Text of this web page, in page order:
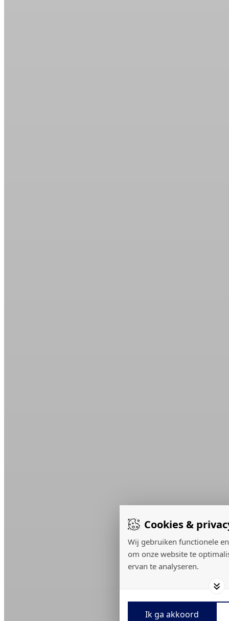
Cookies &
Wij gebruiken functionele
om onze website te
ervan te analyseren.
Ik ga akkoord